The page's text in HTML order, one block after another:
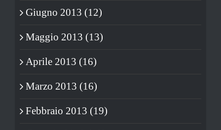
Giugno 2013 (12)
Maggio 2013 (13)
Aprile 2013 (16)
Marzo 2013 (16)
Febbraio 2013 (19)